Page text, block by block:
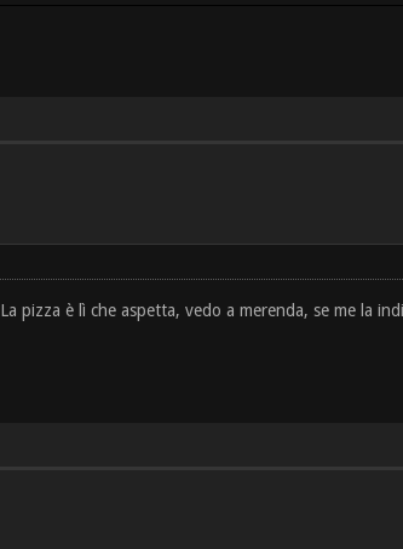
La pizza è lì che aspetta, vedo a merenda, se me la